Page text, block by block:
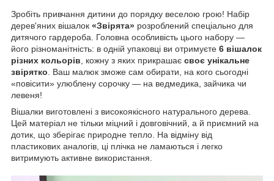
Зробіть привчання дитини до порядку веселою грою! Набір
дерев'яних вішалок «Звірята» розроблений спеціально для
дитячого гардероба. Головна особливість цього набору —
його різноманітність: в одній упаковці ви отримуєте 6 вішалок
різних кольорів, кожну з яких прикрашає своє унікальне
звірятко. Ваш малюк зможе сам обирати, на кого сьогодні
«повісити» улюблену сорочку — на ведмедика, зайчика чи
левеня!
Вішалки виготовлені з високоякісного натурального дерева.
Цей матеріал не тільки міцний і довговічний, а й приємний на
дотик, що зберігає природне тепло. На відміну від
пластикових аналогів, ці плічка не ламаються і легко
витримують активне використання.